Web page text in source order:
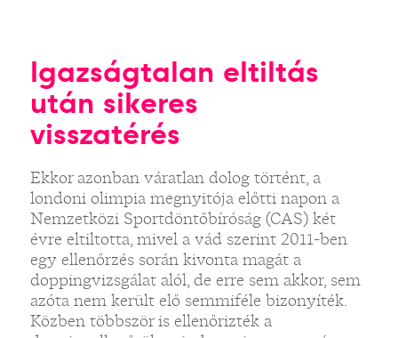
Igazságtalan eltiltás
után sikeres
visszatérés
Ekkor azonban váratlan dolog történt, a
londoni olimpia megnyitója előtti napon a
Nemzetközi Sportdöntőbíróság (CAS) két
évre eltiltotta, mivel a vád szerint 2011-ben
egy ellenőrzés során kivonta magát a
doppingvizsgálat alól, de erre sem akkor, sem
azóta nem került elő semmiféle bizonyíték.
Közben többször is ellenőrizték a